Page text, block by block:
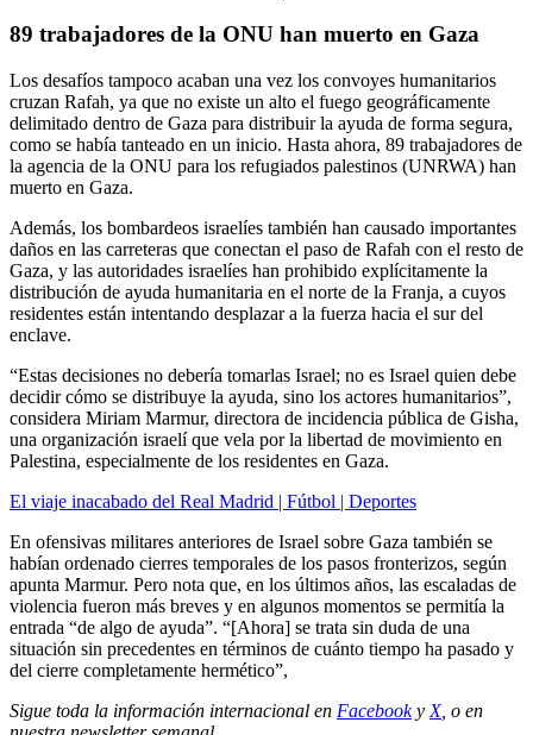
89 trabajadores de la ONU han muerto en Gaza
Los desafíos tampoco acaban una vez los convoyes humanitarios
cruzan Rafah, ya que no existe un alto el fuego geográficamente
delimitado dentro de Gaza para distribuir la ayuda de forma segura,
como se había tanteado en un inicio. Hasta ahora, 89 trabajadores de
la agencia de la ONU para los refugiados palestinos (UNRWA) han
muerto en Gaza.
Además, los bombardeos israelíes también han causado importantes
daños en las carreteras que conectan el paso de Rafah con el resto de
Gaza, y las autoridades israelíes han prohibido explícitamente la
distribución de ayuda humanitaria en el norte de la Franja, a cuyos
residentes están intentando desplazar a la fuerza hacia el sur del
enclave.
“Estas decisiones no debería tomarlas Israel; no es Israel quien debe
decidir cómo se distribuye la ayuda, sino los actores humanitarios”,
considera Miriam Marmur, directora de incidencia pública de Gisha,
una organización israelí que vela por la libertad de movimiento en
Palestina, especialmente de los residentes en Gaza.
El viaje inacabado del Real Madrid | Fútbol | Deportes
En ofensivas militares anteriores de Israel sobre Gaza también se
habían ordenado cierres temporales de los pasos fronterizos, según
apunta Marmur. Pero nota que, en los últimos años, las escaladas de
violencia fueron más breves y en algunos momentos se permitía la
entrada “de algo de ayuda”. “[Ahora] se trata sin duda de una
situación sin precedentes en términos de cuánto tiempo ha pasado y
del cierre completamente hermético”,
Sigue toda la información internacional en Facebooky X, o en